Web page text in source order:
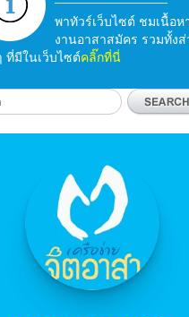
พาทัวร์เว็บไซต์ ชมเนื้อห
งานอาสาสมัคร รวมทั้ง
ที่มีในเว็บไซต์คลิ๊กที่นี่